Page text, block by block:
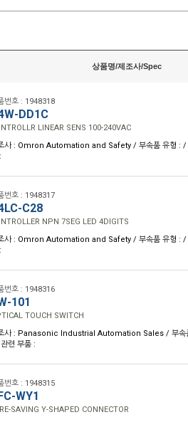
상품명/제조사/Spec
번호 : 1948318
DD1C
LINEAR SENS 100-240VAC
사 : Omron Automation and Safety / 부속품 유형 : /
번호 : 1948317
C28
NPN 7SEG LED 4DIGITS
사 : Omron Automation and Safety / 부속품 유형 : /
번호 : 1948316
101
TOUCH SWITCH
사 : Panasonic Industrial Automation Sales / 부속
련 부품 :
번호 : 1948315
WY1
SAVING Y-SHAPED CONNECTOR